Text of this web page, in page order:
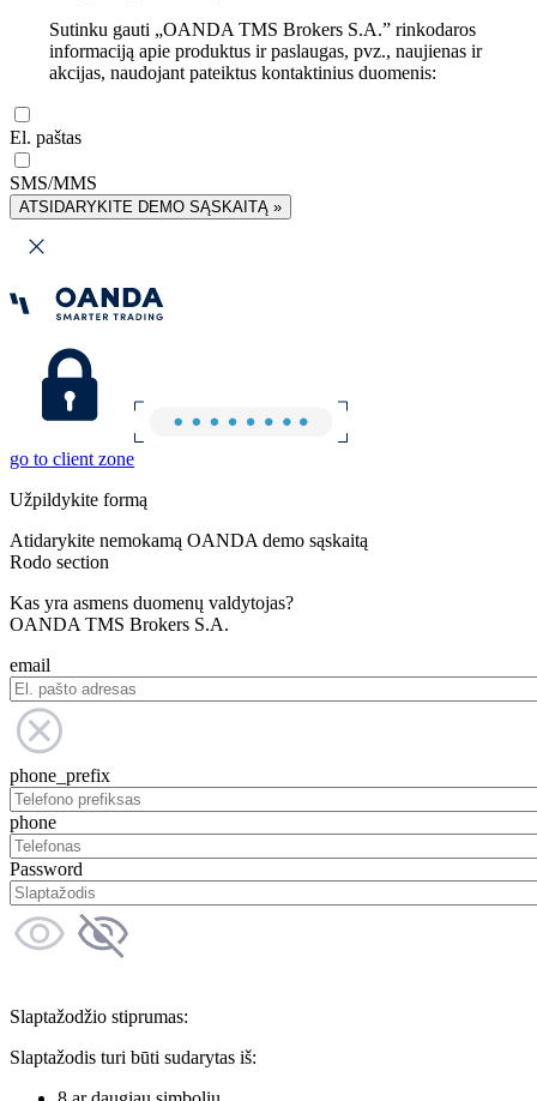
Sutinku gauti „OANDA TMS Brokers S.A.” rinkodaros
informaciją apie produktus ir paslaugas, pvz., naujienas ir
akcijas, naudojant pateiktus kontaktinius duomenis:
El. paštas
SMS/MMS
ATSIDARYKITE DEMO SĄSKAITĄ »
go to client zone
Užpildykite formą
Atidarykite nemokamą OANDA demo sąskaitą
Rodo section
Kas yra asmens duomenų valdytojas?
OANDA TMS Brokers S.A.
email
phone_prefix
phone
Password
Slaptažodžio stiprumas:
Slaptažodis turi būti sudarytas iš: